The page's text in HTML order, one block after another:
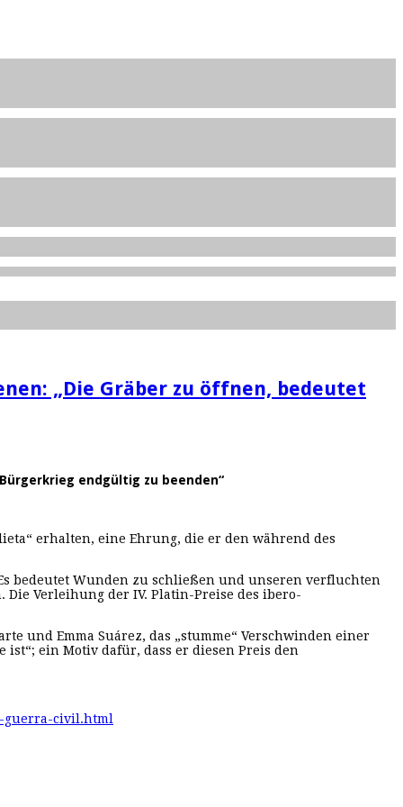
„Die Gräber zu öffnen, bedeutet
endgültig zu beenden“
erhalten, eine Ehrung, die er den während des
bedeutet Wunden zu schließen und unseren verfluchten
Verleihung der IV. Platin-Preise des ibero­
und Emma Suárez, das „stumme“ Verschwinden einer
ein Motiv dafür, dass er diesen Preis den
guerra-civil.html